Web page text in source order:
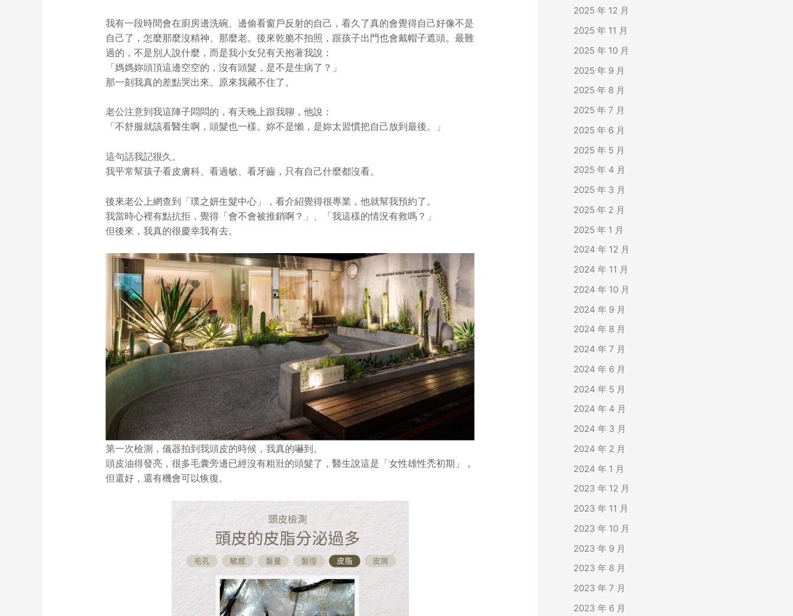
我有一段時間會在廚房邊洗碗、邊偷看窗戶反射的自己，看久了真的會覺得自己好像不是
自己了，怎麼那麼沒精神、那麼老。後來乾脆不拍照，跟孩子出門也會戴帽子遮頭。最難
過的，不是別人說什麼，而是我小女兒有天抱著我說：
「媽媽妳頭頂這邊空空的，沒有頭髮，是不是生病了？」
那一刻我真的差點哭出來。原來我藏不住了。
老公注意到我這陣子悶悶的，有天晚上跟我聊，他說：
「不舒服就該看醫生啊，頭髮也一樣。妳不是懶，是妳太習慣把自己放到最後。」
這句話我記很久。
我平常幫孩子看皮膚科、看過敏、看牙齒，只有自己什麼都沒看。
後來老公上網查到「璞之妍生髮中心」，看介紹覺得很專業，他就幫我預約了。
我當時心裡有點抗拒，覺得「會不會被推銷啊？」、「我這樣的情況有救嗎？」
但後來，我真的很慶幸我有去。
第一次檢測，儀器拍到我頭皮的時候，我真的嚇到。
頭皮油得發亮，很多毛囊旁邊已經沒有粗壯的頭髮了，醫生說這是「女性雄性禿初期」，
但還好，還有機會可以恢復。
2025 年 12 月
2025 年 11 月
2025 年 10 月
2025 年 9 月
2025 年 8 月
2025 年 7 月
2025 年 6 月
2025 年 5 月
2025 年 4 月
2025 年 3 月
2025 年 2 月
2025 年 1 月
2024 年 12 月
2024 年 11 月
2024 年 10 月
2024 年 9 月
2024 年 8 月
2024 年 7 月
2024 年 6 月
2024 年 5 月
2024 年 4 月
2024 年 3 月
2024 年 2 月
2024 年 1 月
2023 年 12 月
2023 年 11 月
2023 年 10 月
2023 年 9 月
2023 年 8 月
2023 年 7 月
2023 年 6 月